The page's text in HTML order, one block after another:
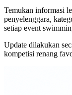
Temukan informasi
penyelenggara,
setiap event
Update dilakukan
kompetisi renang